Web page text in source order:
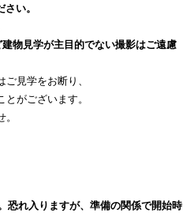
さい。
物見学が主目的でない撮影はご遠慮
見学をお断り、
がございます。
恐れ入りますが、準備の関係で開始時